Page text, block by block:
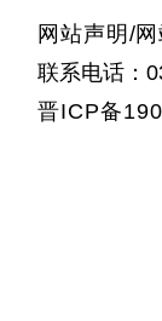
网站声明 /
联系电话：
晋ICP备